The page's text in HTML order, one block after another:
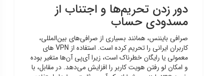
دور زدن تحریم‌ها و اجتناب از
مسدودی حساب
صرافی بایننس، همانند بسیاری از صرافی‌های بین‌المللی،
کاربران ایرانی را تحریم کرده است. استفاده از VPN های
معمولی یا رایگان خطرناک است، زیرا آی‌پی آن‌ها متغیر بوده
و امکان لو رفتن هویت کاربر را افزایش می‌دهد. در مقابل، با